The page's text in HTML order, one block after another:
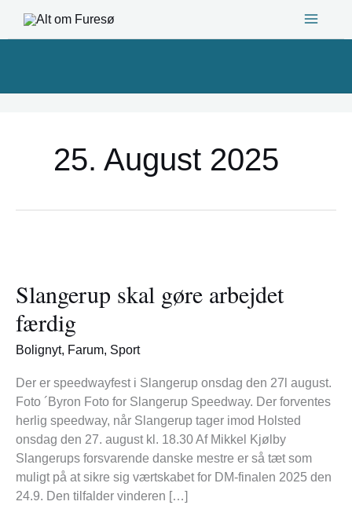
25. August 2025
Slangerup skal gøre arbejdet
færdig
Bolignyt, Farum, Sport
Der er speedwayfest i Slangerup onsdag den 27l august.
Foto ´Byron Foto for Slangerup Speedway. Der forventes
herlig speedway, når Slangerup tager imod Holsted
onsdag den 27. august kl. 18.30 Af Mikkel Kjølby
Slangerups forsvarende danske mestre er så tæt som
muligt på at sikre sig værtskabet for DM-finalen 2025 den
24.9. Den tilfalder vinderen […]
gøre
arbejdet
færdig